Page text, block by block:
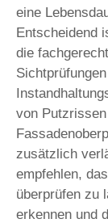
eine
Entscheidend
die
von
zusätzlich
empfehlen,
überprüfen zu
erkennen und